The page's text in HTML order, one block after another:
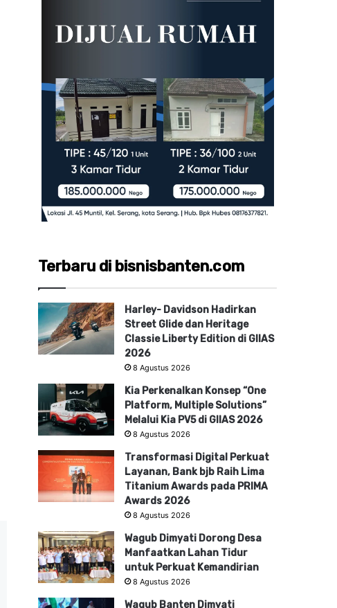
Terbaru di bisnisbanten.com
Harley- Davidson Hadirkan
Street Glide dan Heritage
Classie Liberty Edition di GIIAS
2026
8 Agustus 2026
Kia Perkenalkan Konsep “One
Platform, Multiple Solutions”
Melalui Kia PV5 di GIIAS 2026
8 Agustus 2026
Transformasi Digital Perkuat
Layanan, Bank bjb Raih Lima
Titanium Awards pada PRIMA
Awards 2026
8 Agustus 2026
Wagub Dimyati Dorong Desa
Manfaatkan Lahan Tidur
untuk Perkuat Kemandirian
8 Agustus 2026
Wagub Banten Dimyati